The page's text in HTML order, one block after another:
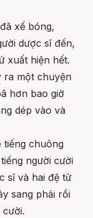
xế bóng,
dược sĩ đến,
xuất hiện hết.
ra một chuyện
hơn bao giờ
dép vào và
tiếng chuông
người cười
sĩ và hai đệ tử
sang phải rồi